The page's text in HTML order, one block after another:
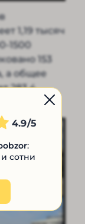
1,19 тысяч
1500
153
а общее
283,4
4.9
:
сотни